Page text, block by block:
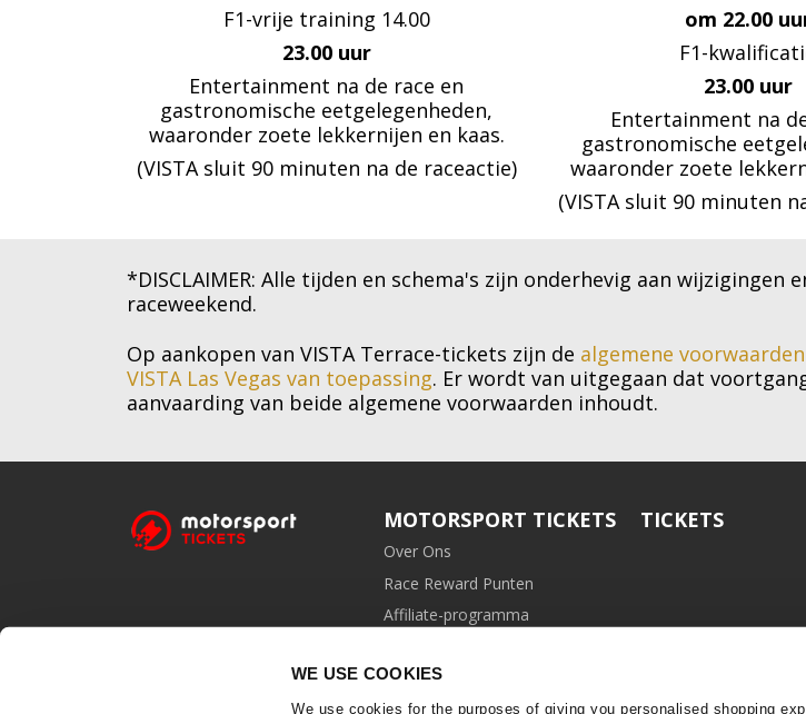
WE USE COOKIES
We use cookies for the purposes of giving you personalised shopping
F1-vrije training 14.00
23.00 uur
Entertainment na de race en
gastronomische eetgelegenheden,
waaronder zoete lekkernijen en kaas.
(VISTA sluit 90 minuten na de raceactie)
om 22.00
F1-
23.00 uur
Entertainment na
gastronomische
waaronder zoete
(VISTA sluit 90 minuten
*DISCLAIMER: Alle tijden en schema's zijn onderhevig aan
raceweekend.
Op aankopen van VISTA Terrace-tickets zijn de algemene
VISTA Las Vegas van toepassing. Er wordt van uitgegaan dat
aanvaarding van beide algemene voorwaarden inhoudt.
MOTORSPORT TICKETS
Over Ons
Race Reward Punten
Affiliate-programma
TICKETS